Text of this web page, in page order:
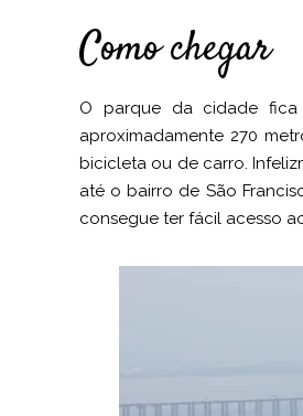
Como chegar
O parque da cidade
aproximadamente 270
bicicleta ou de carro.
até o bairro de São
consegue ter fácil acesso